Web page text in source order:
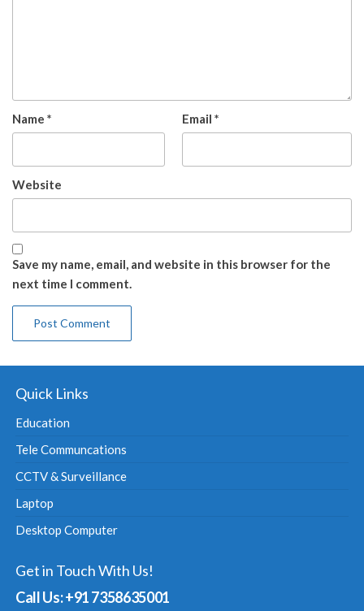
Name * Email *
Website
Save my name, email, and website in this browser for the
next time I comment.
Quick Links
Education
Tele Communcations
CCTV & Surveillance
Laptop
Desktop Computer
Get in Touch With Us!
Call Us: +91 7358635001